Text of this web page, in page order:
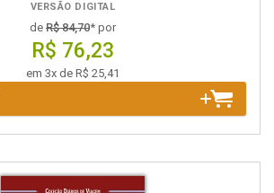
VERSÃO DIGITAL
de R$ 84,70* por
R$ 76,23
em 3x de R$ 25,41